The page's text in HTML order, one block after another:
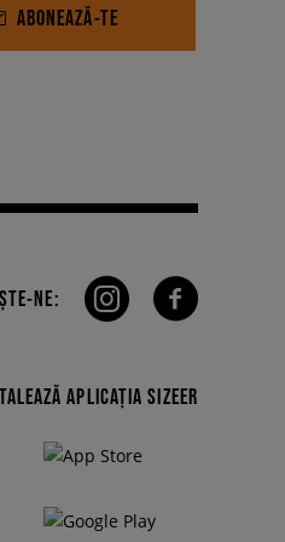
ABONEAZĂ-TE
NE:
APLICAȚIA SIZEER